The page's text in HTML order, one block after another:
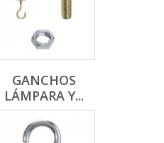
GANCHOS
LÁMPARA Y...